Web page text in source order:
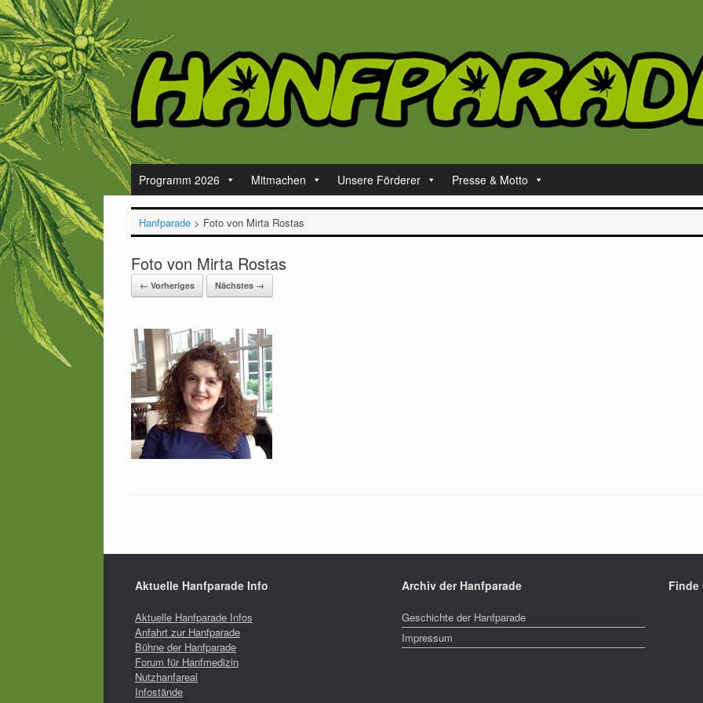
Zum
Inhalt
springen
Programm 2026 Mitmachen Unsere Förderer Presse & Motto
Hanfparade> Foto von Mirta Rostas
Foto von Mirta Rostas
← Vorheriges Nächstes →
Aktuelle Hanfparade Info
Aktuelle Hanfparade Infos
Anfahrt zur Hanfparade
Bühne der Hanfparade
Forum für Hanfmedizin
Nutzhanfareal
Infostände
Archiv der Hanfparade
Geschichte der Hanfparade
Impressum
Finde